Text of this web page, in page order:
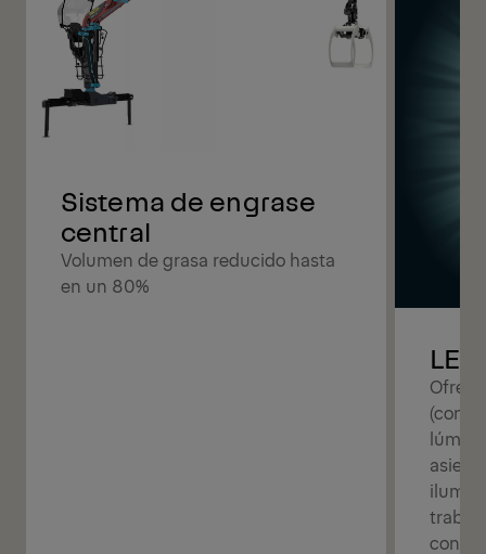
Sistema de engrase
central
Volumen de grasa reducido hasta
en un 80%
(con